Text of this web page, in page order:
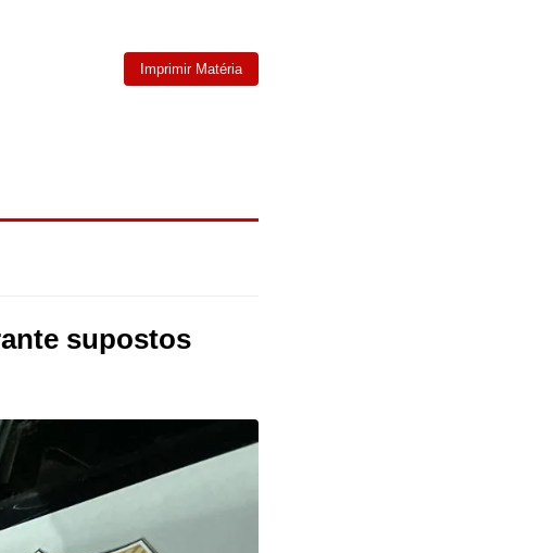
Imprimir Matéria
supostos